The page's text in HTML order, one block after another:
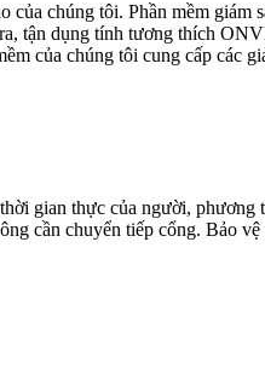
chúng tôi. Phần mềm giám
dụng tính tương thích
của chúng tôi cung cấp các
gian thực của người,
cần chuyển tiếp cổng. Bảo